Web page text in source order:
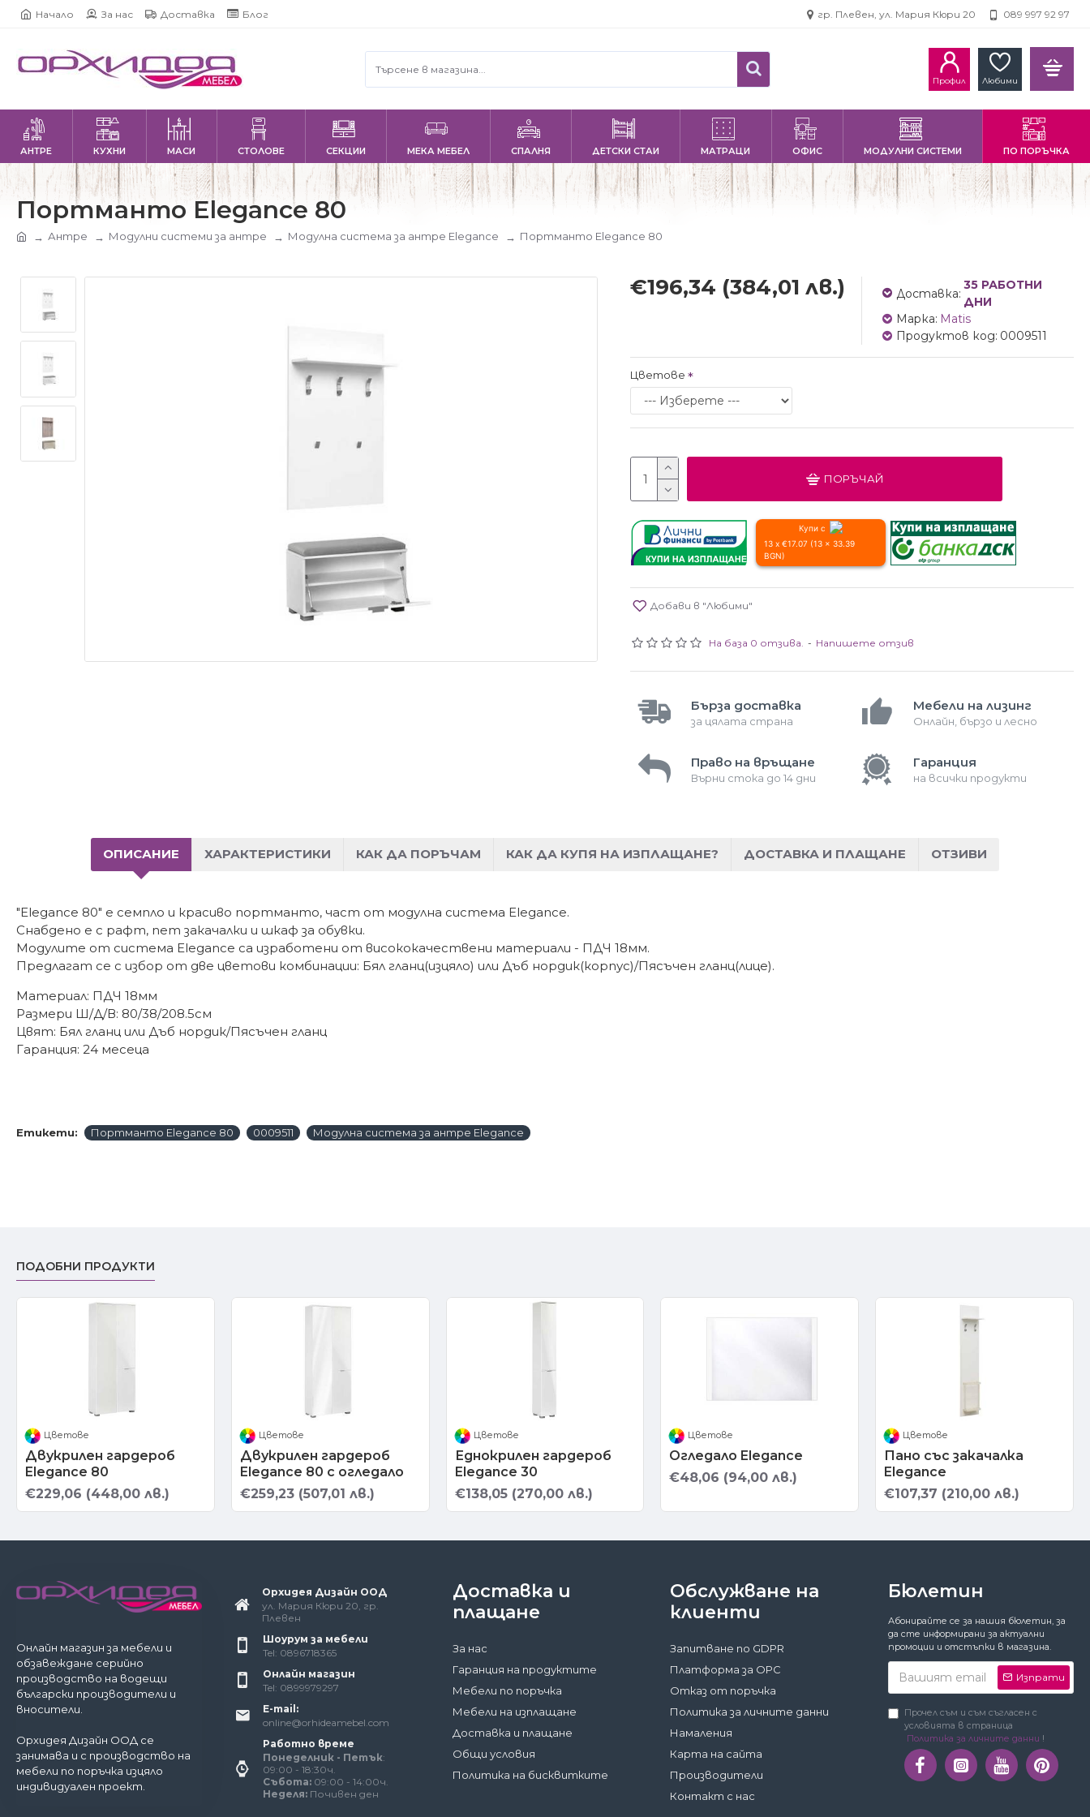
Начало За нас Доставка Блог гр. Плевен, ул. Мария Кюри 20 089 997 92 97
Профил Любими
АНТРЕ КУХНИ МАСИ СТОЛОВЕ СЕКЦИИ МЕКА МЕБЕЛ СПАЛНЯ ДЕТСКИ СТАИ МАТРАЦИ ОФИС МОДУЛНИ СИСТЕМИ ПО ПОРЪЧКА
Антре Модулни системи за антре Модулна система за антре Elegance Портманто Elegance 80
Портманто Elegance 80
На база 0 отзива. - Напишете отзив
€196,34 (384,01 лв.) Доставка:
35 РАБОТНИ
ДНИ
Марка: Matis
Продуктов код: 0009511
Цветове
ПОРЪЧАЙ
Купи с
13 x €17.07 (13 x 33.39
BGN)
Добави в "Любими"
Бърза доставка
за цялата страна
Мебели на лизинг
Онлайн, бързо и лесно
Право на връщане
Върни стока до 14 дни
Гаранция
на всички продукти
ОПИСАНИЕ ХАРАКТЕРИСТИКИ КАК ДА ПОРЪЧАМ КАК ДА КУПЯ НА ИЗПЛАЩАНЕ? ДОСТАВКА И ПЛАЩАНЕ ОТЗИВИ
"Elegance 80" е семпло и красиво портманто, част от модулна система Elegance.
Снабдено е с рафт, пет закачалки и шкаф за обувки.
Модулите от система Elegance са изработени от висококачествени материали - ПДЧ 18мм.
Предлагат се с избор от две цветови комбинации: Бял гланц(изцяло) или Дъб нордик(корпус)/Пясъчен гланц(лице).
Материал: ПДЧ 18мм
Размери Ш/Д/В: 80/38/208.5см
Цвят: Бял гланц или Дъб нордик/Пясъчен гланц
Гаранция: 24 месеца
Етикети: Портманто Elegance 80 0009511 Модулна система за антре Elegance
ПОДОБНИ ПРОДУКТИ
Цветове
Двукрилен гардероб
Elegance 80
€229,06 (448,00 лв.)
Цветове
Двукрилен гардероб
Elegance 80 с огледало
€259,23 (507,01 лв.)
Цветове
Еднокрилен гардероб
Elegance 30
€138,05 (270,00 лв.)
Цветове
Огледало Elegance
€48,06 (94,00 лв.)
Цветове
Пано със закачалка
Elegance
€107,37 (210,00 лв.)
Онлайн магазин за мебели и
обзавеждане серийно
производство на водещи
български производители и
вносители.
Орхидея Дизайн ООД се
занимава и с производство на
мебели по поръчка изцяло
индивидуален проект.
Орхидея Дизайн ООД
ул. Мария Кюри 20, гр.
Плевен
Шоурум за мебели
Tel: 0896718365
Онлайн магазин
Tel: 0899979297
E-mail:
online@orhideamebel.com
Работно време
Понеделник - Петък:
09:00 - 18:30ч.
Събота:09:00 - 14:00ч.
Неделя:Почивен ден
Доставка и
плащане
За нас
Гаранция на продуктите
Мебели по поръчка
Мебели на изплащане
Доставка и плащане
Общи условия
Политика на бисквитките
Обслужване на
клиенти
Запитване по GDPR
Платформа за ОРС
Отказ от поръчка
Политика за личните данни
Намаления
Карта на сайта
Производители
Контакт с нас
Бюлетин
Абонирайте се за нашия бюлетин, за
да сте информирани за актуални
промоции и отстъпки в магазина.
Изпрати
Прочел съм и съм съгласен с
условията в страница
Политика за личните данни !